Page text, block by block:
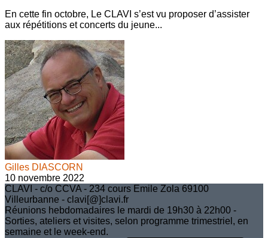
En cette fin octobre, Le CLAVI s’est vu proposer d’assister
aux répétitions et concerts du jeune...
Gilles DIASCORN
10 novembre 2022
CLAVI - c/o CCVA - 234 cours Emile Zola 69100
Villeurbanne - clavi[@]clavi.fr
Réunions hebdomadaires le mardi de 19h30 à 22h00 -
Sorties, ateliers et visites, selon programme trimestriel, en
semaine et le week-end.